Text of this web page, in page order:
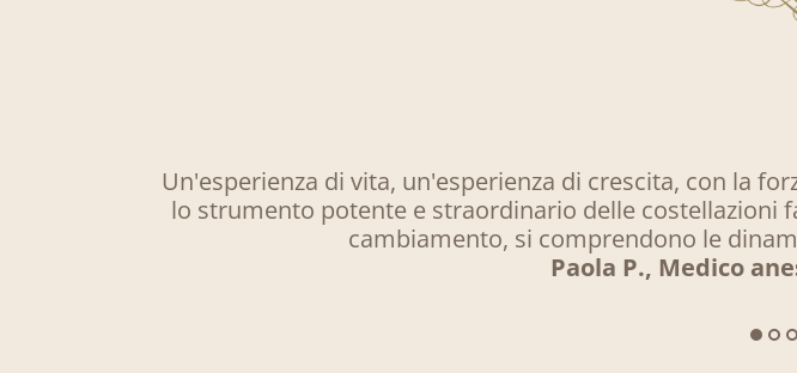
Un'esperienza di vita, un'esperienza di crescita, con la
lo strumento potente e straordinario delle costellazioni
cambiamento, si comprendono le
Paola P., Medico